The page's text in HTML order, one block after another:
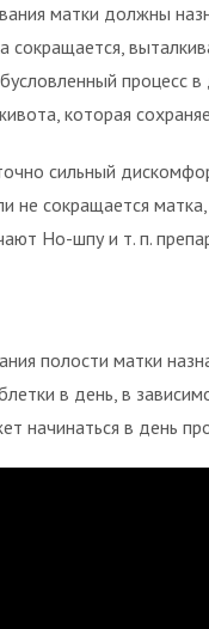
матки должны
процесс
которая
сильный
не сокращается
Но-шпу и т. п.
полости матки
в день, в
начинаться в день